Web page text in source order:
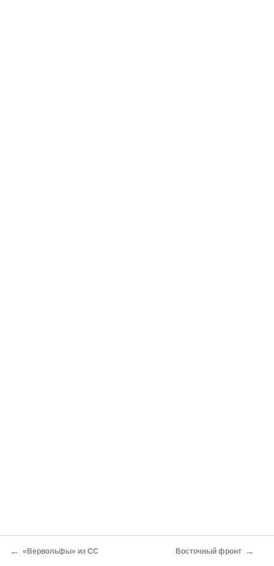
← «Вервольфы» из СС Восточный фронт →